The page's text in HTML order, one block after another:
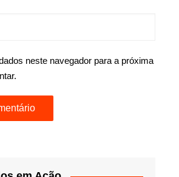
neste navegador para a próxima